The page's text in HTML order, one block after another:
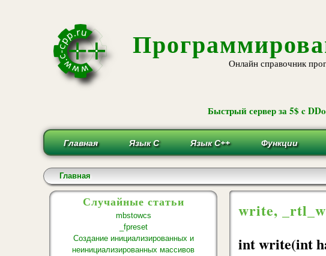
Онлайн справочник
Быстрый сервер за 5$ c
Главная Язык С Язык С++ Функции
Вы здесь
Главная
Случайные статьи
mbstowcs
_fpreset
Создание инициализированных и
неинициализированных массивов
write,
int write(int